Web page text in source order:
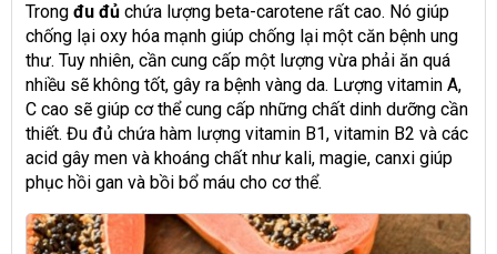
Trong đu đủ chứa lượng beta-carotene rất cao. Nó giúp
chống lại oxy hóa mạnh giúp chống lại một căn bệnh ung
thư. Tuy nhiên, cần cung cấp một lượng vừa phải ăn quá
nhiều sẽ không tốt, gây ra bệnh vàng da. Lượng vitamin A,
C cao sẽ giúp cơ thể cung cấp những chất dinh dưỡng cần
thiết. Đu đủ chứa hàm lượng vitamin B1, vitamin B2 và các
acid gây men và khoáng chất như kali, magie, canxi giúp
phục hồi gan và bồi bổ máu cho cơ thể.